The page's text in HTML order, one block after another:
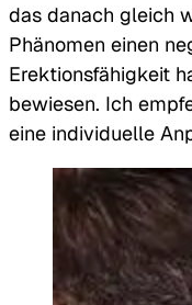
das danach gleich
Phänomen einen
Erektionsfähigkeit
bewiesen. Ich
eine individuelle